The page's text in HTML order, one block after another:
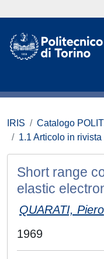
IRIS Catalogo
1.1 Articolo in rivista
Short range
elastic
QUARATI, Piero
1969